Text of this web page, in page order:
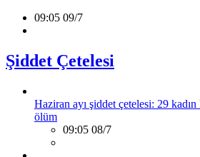
09:05 09/7
Şiddet Çetelesi
Haziran ayı şiddet çetelesi: 29
ölüm
09:05 08/7